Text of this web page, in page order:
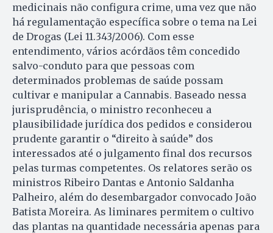
medicinais não configura crime, uma vez que não
há regulamentação específica sobre o tema na Lei
de Drogas (Lei 11.343/2006). Com esse
entendimento, vários acórdãos têm concedido
salvo-conduto para que pessoas com
determinados problemas de saúde possam
cultivar e manipular a Cannabis. Baseado nessa
jurisprudência, o ministro reconheceu a
plausibilidade jurídica dos pedidos e considerou
prudente garantir o “direito à saúde” dos
interessados até o julgamento final dos recursos
pelas turmas competentes. Os relatores serão os
ministros Ribeiro Dantas e Antonio Saldanha
Palheiro, além do desembargador convocado João
Batista Moreira. As liminares permitem o cultivo
das plantas na quantidade necessária apenas para